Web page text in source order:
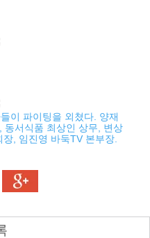
이 파이팅을 외쳤다. 양재
동서식품 최상인 상무, 변상
, 임진영 바둑TV 본부장.